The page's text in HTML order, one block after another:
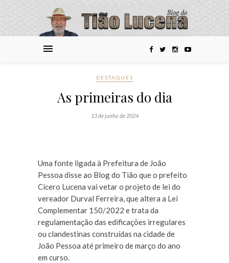
DESTAQUES
As primeiras do dia
13 de junho de 2024
Uma fonte ligada à Prefeitura de João
Pessoa disse ao Blog do Tião que o prefeito
Cícero Lucena vai vetar o projeto de lei do
vereador Durval Ferreira, que altera a Lei
Complementar 150/2022 e trata da
regulamentação das edificações irregulares
ou clandestinas construídas na cidade de
João Pessoa até primeiro de março do ano
em curso.